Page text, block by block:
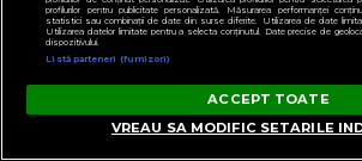
profilurilor pentru publicitate personalizată. Măsurarea performanței
statistici sau combinații de date din surse diferite. Utilizarea de date
Utilizarea datelor limitate pentru a selecta conținutul. Date precise de
dispozitivului.
Listă parteneri (furnizori)
ACCEPT TOATE
VREAU SA MODIFIC SETARILE